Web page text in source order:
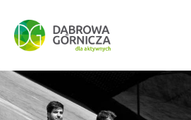
PRZEJDŹ DO MENU
PRZEJDŹ DO WYSZUKIWARKI
PRZEJDŹ DO TREŚCI